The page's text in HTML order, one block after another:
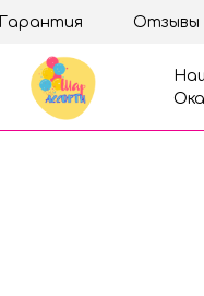
Гарантия Отзывы